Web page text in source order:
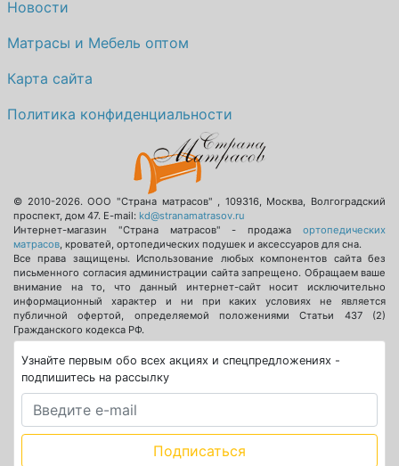
Новости
Матрасы и Мебель оптом
Карта сайта
Политика конфиденциальности
© 2010-2026.ООО "Страна матрасов" , 109316, Москва, Волгоградский
проспект, дом 47. E-mail: kd@stranamatrasov.ru
Интернет-магазин "Страна матрасов" - продажа ортопедических
матрасов, кроватей, ортопедических подушек и аксессуаров для сна.
Все права защищены. Использование любых компонентов сайта без
письменного согласия администрации сайта запрещено. Обращаем ваше
внимание на то, что данный интернет-сайт носит исключительно
информационный характер и ни при каких условиях не является
публичной офертой, определяемой положениями Статьи 437 (2)
Гражданского кодекса РФ.
Узнайте первым обо всех акциях и спецпредложениях -
подпишитесь на рассылку